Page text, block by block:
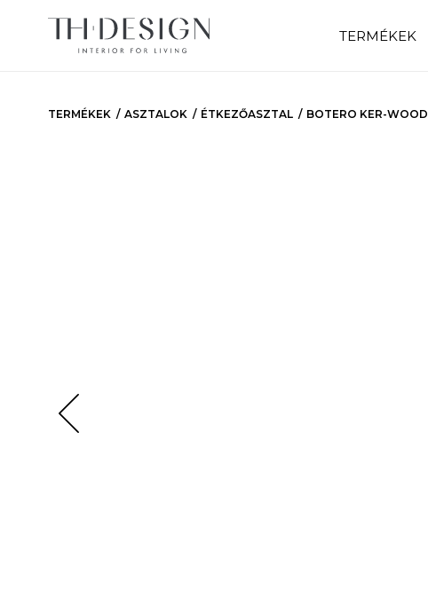
TERMÉKEK
TERMÉKEK ASZTALOK ÉTKEZŐASZTAL BOTERO KER-WOOD